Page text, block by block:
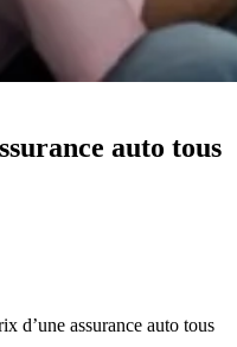
auto tous
d’une assurance auto tous